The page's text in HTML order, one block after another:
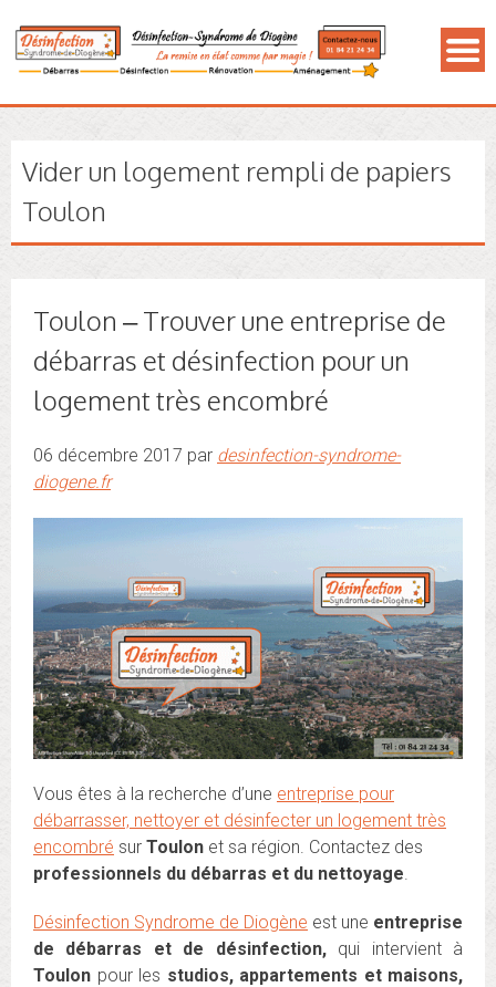
Vider un logement rempli de papiers
Toulon
Toulon – Trouver une entreprise de
débarras et désinfection pour un
logement très encombré
06 décembre 2017 par desinfection-syndrome-
diogene.fr
Vous êtes à la recherche d’une entreprise pour
débarrasser, nettoyer et désinfecter un logement très
encombré sur Toulon et sa région. Contactez des
professionnels du débarras et du nettoyage
Désinfection Syndrome de Diogène est une entreprise
de
débarras et de désinfection,qui intervient à
Toulon pour les studios, appartements et maisons,